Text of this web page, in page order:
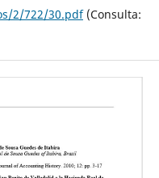
2/722/30.pdf(Consulta: